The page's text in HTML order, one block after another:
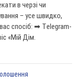
в черзі чи
– усе швидко,
спосіб: ➡ Тelegram-
«Мій Дім.